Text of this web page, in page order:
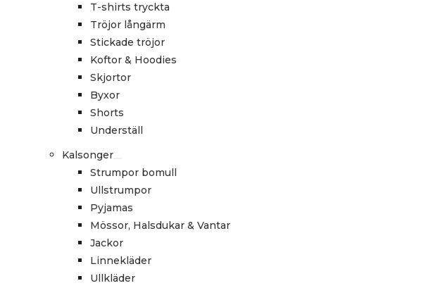
T-shirts tryckta
Tröjor långärm
Stickade tröjor
Koftor & Hoodies
Skjortor
Byxor
Shorts
Underställ
Kalsonger
Strumpor bomull
Ullstrumpor
Pyjamas
Mössor, Halsdukar & Vantar
Jackor
Linnekläder
Ullkläder